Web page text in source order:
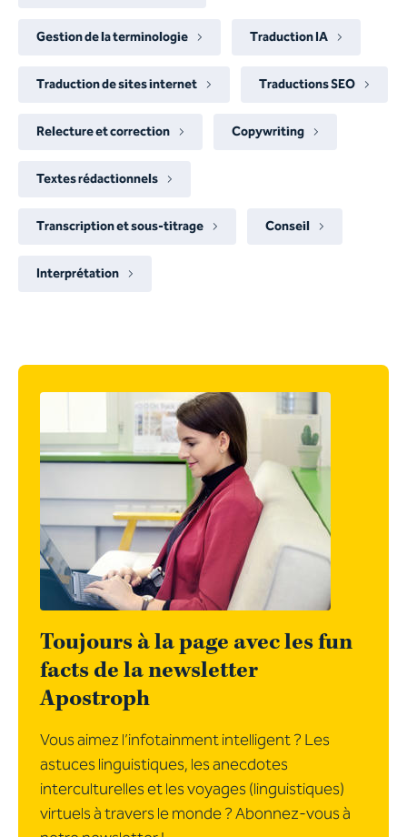
Gestion de la terminologie Traduction IA
Traduction de sites internet Traductions SEO
Relecture et correction Copywriting
Textes rédactionnels
Transcription et sous-titrage Conseil
Interprétation
Toujours à la page avec les fun
facts de la newsletter
Apostroph
Vous aimez l’infotainment intelligent ? Les
astuces linguistiques, les anecdotes
interculturelles et les voyages (linguistiques)
virtuels à travers le monde ? Abonnez-vous à